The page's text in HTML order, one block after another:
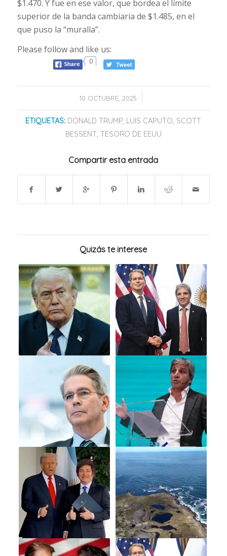
$1.470. Y fue en ese valor, que bordea el límite
superior de la banda cambiaria de $1.485, en el
que puso la “muralla”.
Please follow and like us:
0
10 OCTUBRE, 2025
/
ETIQUETAS: DONALD TRUMP, LUIS CAPUTO, SCOTT
BESSENT, TESORO DE EEUU
Compartir esta entrada
Quizás te interese